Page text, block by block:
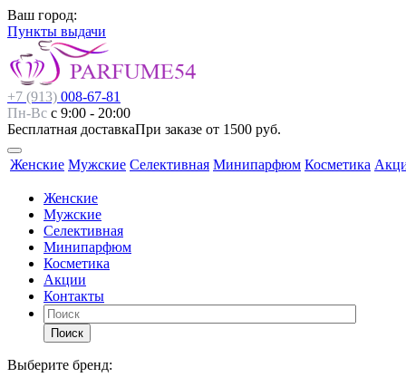
Ваш город:
Пункты выдачи
+7 (913) 008-67-81
Пн-Вс с 9:00 - 20:00
Бесплатная доставкаПри заказе от 1500 руб.
Женские Мужские Селективная Минипарфюм Косметика
Женские
Мужские
Селективная
Минипарфюм
Косметика
Акции
Контакты
Поиск
Выберите бренд: